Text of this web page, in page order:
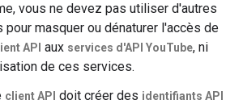
vous ne devez pas utiliser d'autres
pour masquer ou dénaturer l'accès de
API aux services d'API YouTube, ni
de ces services.
client API doit créer des identifiants API